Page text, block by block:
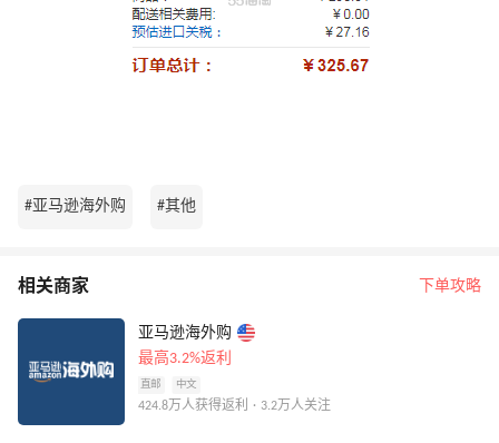
#亚马逊海外购 #其他
相关商家 下单攻略
亚马逊海外购
最高3.2%返利
直邮 中文
424.8万人获得返利 · 3.2万人关注